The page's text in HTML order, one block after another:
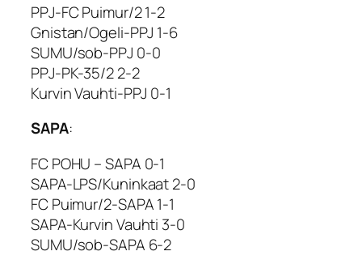
PPJ-FC Puimur/2 1-2
Gnistan/Ogeli-PPJ 1-6
SUMU/sob-PPJ 0-0
PPJ-PK-35/2 2-2
Kurvin Vauhti-PPJ 0-1
SAPA:
FC POHU – SAPA 0-1
SAPA-LPS/Kuninkaat 2-0
FC Puimur/2-SAPA 1-1
SAPA-Kurvin Vauhti 3-0
SUMU/sob-SAPA 6-2